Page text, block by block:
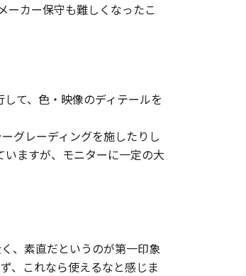
ーカー保守も難しくなったこ
て、色・映像のディテールを
グレーディングを施したりし
ますが、モニターに一定の大
、素直だというのが第一印象
、これなら使えるなと感じま